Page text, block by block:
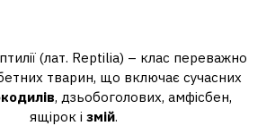
(лат. Reptilia) – клас переважно
тварин, що включає сучасних
, дзьобоголових, амфісбен,
ящірок і змій.